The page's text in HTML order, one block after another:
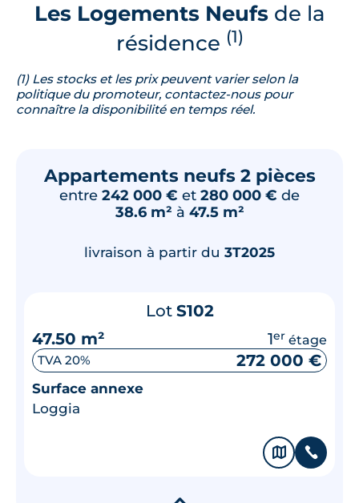
Les Logements Neufsde la
résidence (1)
(1) Les stocks et les prix peuvent varier selon la
politique du promoteur, contactez-nous pour
connaître la disponibilité en temps réel.
Appartements neufs 2 pièces
entre 242 000 € et 280 000 € de
38.6 m² à 47.5 m²
livraison à partir du 3T2025
Lot S102
47.50 m²
1er étage
TVA 20% 272 000 €
Surface annexe
Loggia
🗞 📞